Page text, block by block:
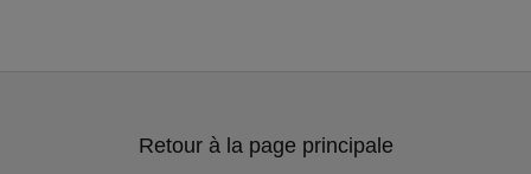
Retour à la page principale